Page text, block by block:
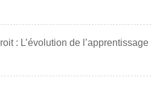
: L’évolution de l’apprentissage